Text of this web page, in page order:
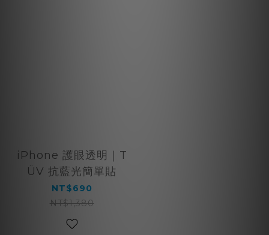
iPhone 護眼透明｜T
ÜV 抗藍光簡單貼
NT$690
NT$1,380